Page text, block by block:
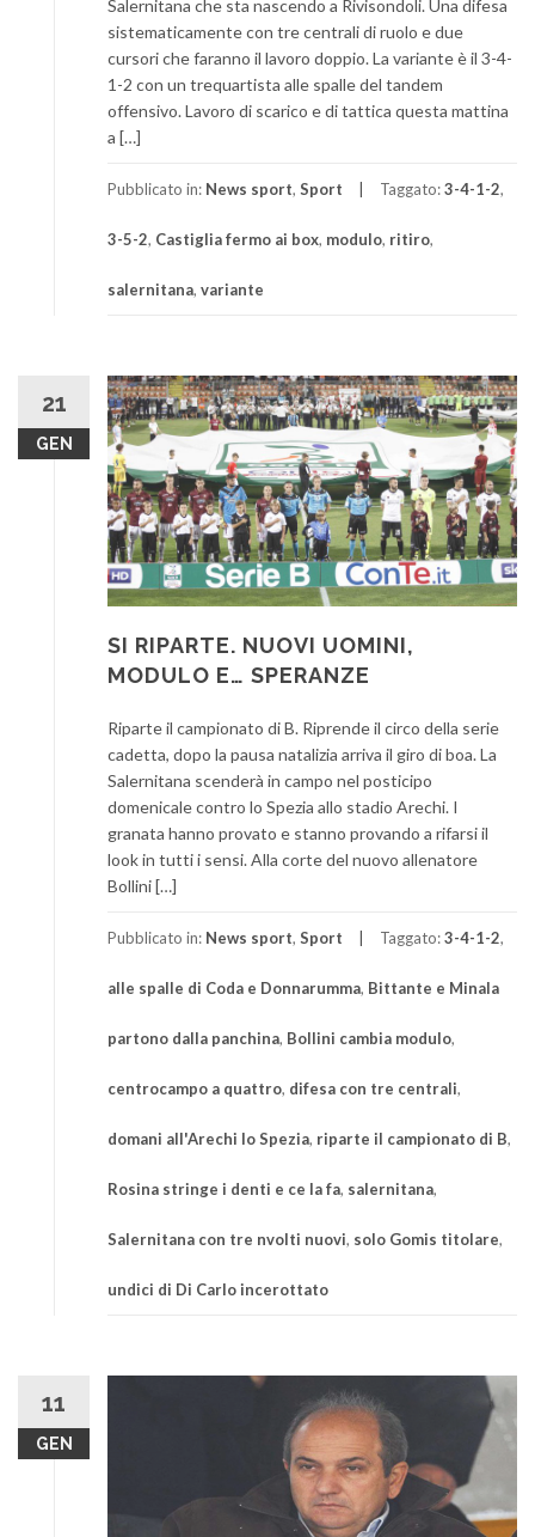
Salernitana che sta nascendo a Rivisondoli. Una difesa
sistematicamente con tre centrali di ruolo e due
cursori che faranno il lavoro doppio. La variante è il 3-4-
1-2 con un trequartista alle spalle del tandem
offensivo. Lavoro di scarico e di tattica questa mattina
a […]
Pubblicato in: News sport, Sport Taggato:3-4-1-2,
3-5-2, Castiglia fermo ai box, modulo, ritiro,
salernitana, variante
21
GEN
SI RIPARTE. NUOVI UOMINI,
MODULO E… SPERANZE
Riparte il campionato di B. Riprende il circo della serie
cadetta, dopo la pausa natalizia arriva il giro di boa. La
Salernitana scenderà in campo nel posticipo
domenicale contro lo Spezia allo stadio Arechi. I
granata hanno provato e stanno provando a rifarsi il
look in tutti i sensi. Alla corte del nuovo allenatore
Bollini […]
Pubblicato in: News sport, Sport Taggato:3-4-1-2,
alle spalle di Coda e Donnarumma, Bittante e Minala
partono dalla panchina, Bollini cambia modulo,
centrocampo a quattro, difesa con tre centrali,
domani all'Arechi lo Spezia, riparte il campionato di B,
Rosina stringe i denti e ce la fa, salernitana,
Salernitana con tre nvolti nuovi, solo Gomis titolare,
undici di Di Carlo incerottato
11
GEN